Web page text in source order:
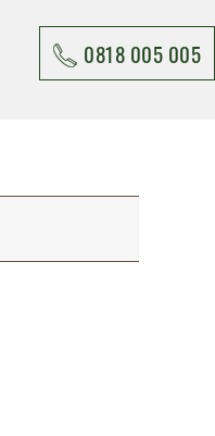
0818 005 005